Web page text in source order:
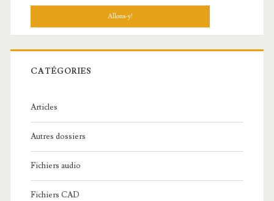
h
r
c
:
CATÉGORIES
Articles
Autres dossiers
Fichiers audio
Fichiers CAD